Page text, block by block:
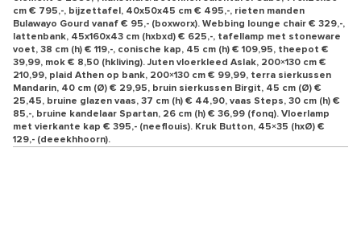
cm € 795,-, bijzettafel, 40x50x45 cm € 495,-, rieten manden
Bulawayo Gourd vanaf € 95,- (boxworx). Webbing lounge chair € 329,-,
lattenbank, 45x160x43 cm (hxbxd) € 625,-, tafellamp met stoneware
voet, 38 cm (h) € 119,-, conische kap, 45 cm (h) € 109,95, theepot €
39,99, mok € 8,50 (hkliving). Juten vloerkleed Aslak, 200×130 cm €
210,99, plaid Athen op bank, 200×130 cm € 99,99, terra sierkussen
Mandarin, 40 cm (Ø) € 29,95, bruin sierkussen Birgit, 45 cm (Ø) €
25,45, bruine glazen vaas, 37 cm (h) € 44,90, vaas Steps, 30 cm (h) €
85,-, bruine kandelaar Spartan, 26 cm (h) € 36,99 (fonq). Vloerlamp
met vierkante kap € 395,- (neeflouis). Kruk Button, 45×35 (hxØ) €
129,- (deeekhhoorn).